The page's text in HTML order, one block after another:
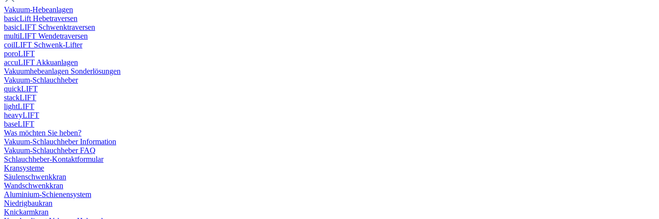
Vakuum-Hebeanlagen
basicLift Hebetraversen
basicLIFT Schwenktraversen
multiLIFT Wendetraversen
coilLIFT Schwenk-Lifter
poroLIFT
accuLIFT Akkuanlagen
Vakuumhebeanlagen Sonderlösungen
Vakuum-Schlauchheber
quickLIFT
stackLIFT
lightLIFT
heavyLIFT
baseLIFT
Was möchten Sie heben?
Vakuum-Schlauchheber Information
Vakuum-Schlauchheber FAQ
Schlauchheber-Kontaktformular
Kransysteme
Säulenschwenkkran
Wandschwenkkran
Aluminium-Schienensystem
Niedrigbaukran
Knickarmkran